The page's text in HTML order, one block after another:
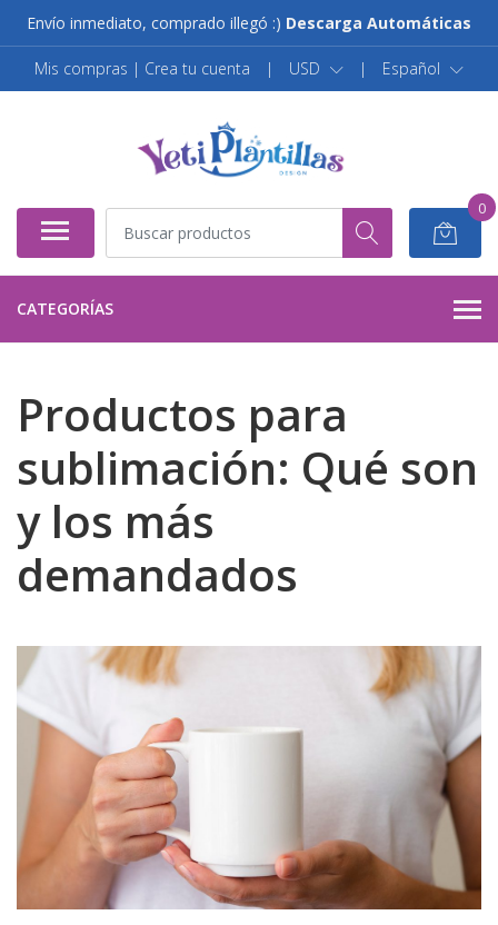
Envío inmediato, comprado illegó :) Descarga Automáticas
Mis compras | Crea tu cuenta | USD | Español
0
CATEGORÍAS
Productos para
sublimación: Qué son
y los más
demandados